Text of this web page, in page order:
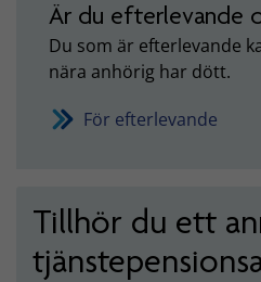
Är du efterlevande
Du som är efterlevande
nära anhörig har dött.
För efterlevande
Tillhör du ett